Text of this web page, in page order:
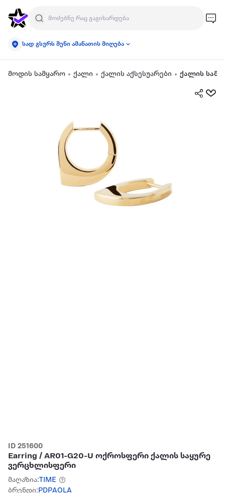
სად გსურს შენი ამანათის მიღება
მოდის სამყარო ქალი ქალის აქსესუარები ქალის
ID 251600
Earring / AR01-G20-U ოქროსფერი ქალის საყურე
ვერცხლისფერი
მაღაზია:TIME
ბრენდი: PDPAOLA